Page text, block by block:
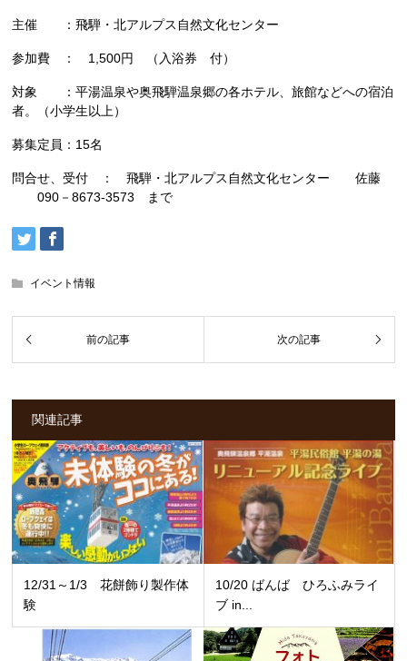
主催 ：飛騨・北アルプス自然文化センター
参加費 ： 1,500円 （入浴券 付）
対象 ：平湯温泉や奥飛騨温泉郷の各ホテル、旅館などへの宿泊
者。（小学生以上）
募集定員：15名
問合せ、受付 ： 飛騨・北アルプス自然文化センター 佐藤
090－8673-3573 まで
イベント情報
関連記事
12/31～1/3 花餅飾り製作体
験
10/20 ばんば ひろふみライ
ブ in...